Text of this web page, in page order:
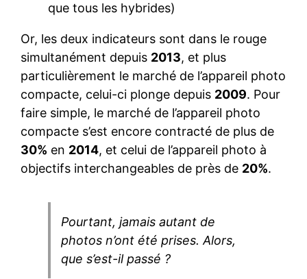
que tous les hybrides)
Or, les deux indicateurs sont dans le rouge
simultanément depuis 2013, et plus
particulièrement le marché de l’appareil photo
compacte, celui-ci plonge depuis 2009. Pour
faire simple, le marché de l’appareil photo
compacte s’est encore contracté de plus de
30% en 2014, et celui de l’appareil photo à
objectifs interchangeables de près de 20%.
Pourtant, jamais autant de
photos n’ont été prises. Alors,
que s’est-il passé ?